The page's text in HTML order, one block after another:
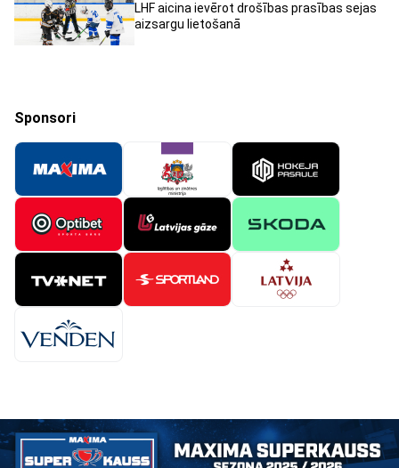
LHF aicina ievērot drošības prasības sejas
aizsargu lietošanā
Sponsori